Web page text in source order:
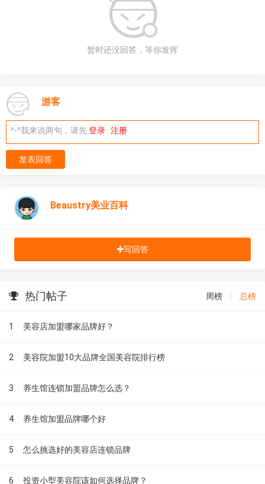
暂时还没回答，等你发挥
游客
^-^我来说两句，请先登录 · 注册
发表回答
Beaustry美业百科
写回答
热门帖子 周榜 总榜
1 美容店加盟哪家品牌好？
2 美容院加盟10大品牌全国美容院排行榜
3 养生馆连锁加盟品牌怎么选？
4 养生馆加盟品牌哪个好
5 怎么挑选好的美容店连锁品牌
6 投资小型美容院该如何选择品牌？